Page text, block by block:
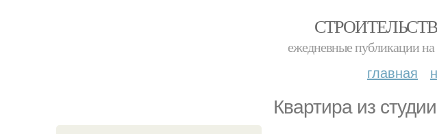
ежедневные публикации на
главная
Квартира из студии